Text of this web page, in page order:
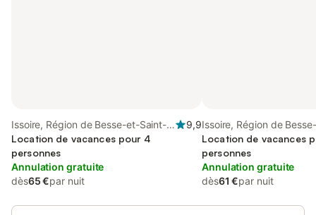
Issoire, Région de Besse-et-Saint-
Anastaise
9,9
Location de vacances pour 4
personnes
Annulation gratuite
dès65 €par nuit
Issoire, Région de
Anastaise
Location de vacances
personnes
Annulation gratuite
dès61 €par nuit